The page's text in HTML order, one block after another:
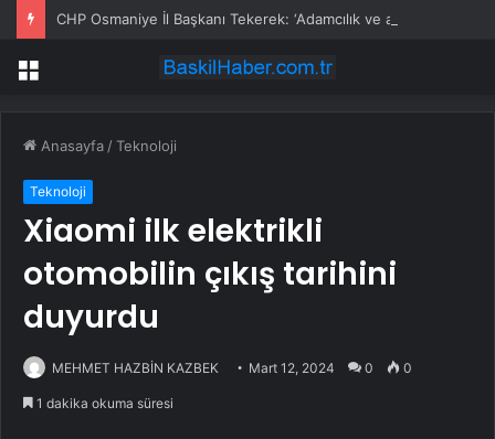
Menü
Anasayfa /Teknoloji
Teknoloji
Xiaomi ilk elektrikli
otomobilin çıkış tarihini
duyurdu
MEHMET HAZBİN KAZBEK Mart 12, 2024 0 0
1 dakika okuma süresi